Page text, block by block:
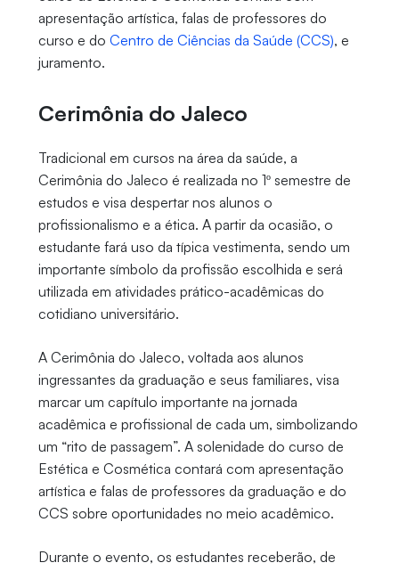
apresentação artística, falas de professores do
curso e do Centro de Ciências da Saúde (CCS), e
juramento.
Cerimônia do Jaleco
Tradicional em cursos na área da saúde, a
Cerimônia do Jaleco é realizada no 1º semestre de
estudos e visa despertar nos alunos o
profissionalismo e a ética. A partir da ocasião, o
estudante fará uso da típica vestimenta, sendo um
importante símbolo da profissão escolhida e será
utilizada em atividades prático-acadêmicas do
cotidiano universitário.
A Cerimônia do Jaleco, voltada aos alunos
ingressantes da graduação e seus familiares, visa
marcar um capítulo importante na jornada
acadêmica e profissional de cada um, simbolizando
um “rito de passagem”. A solenidade do curso de
Estética e Cosmética contará com apresentação
artística e falas de professores da graduação e do
CCS sobre oportunidades no meio acadêmico.
Durante o evento, os estudantes receberão, de